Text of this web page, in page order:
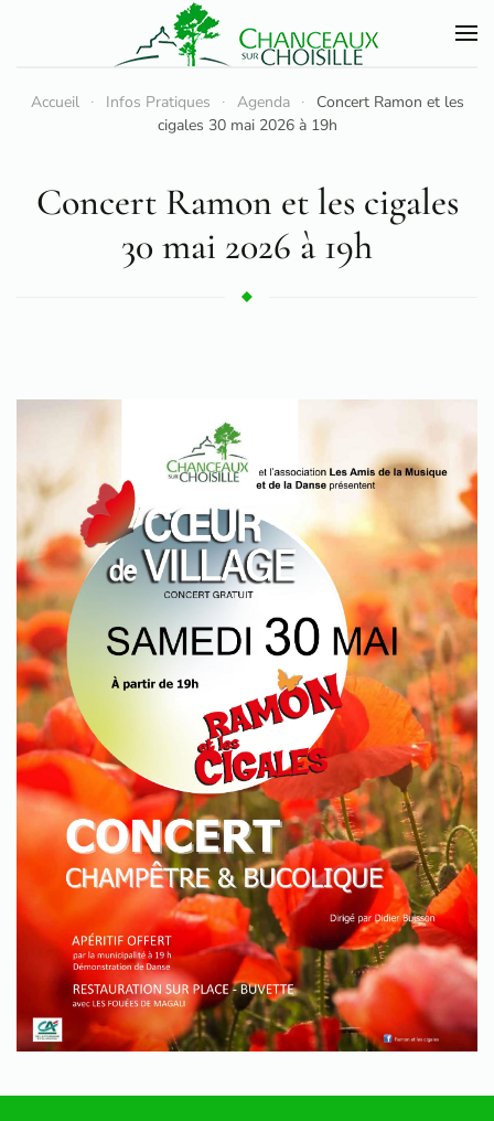
Accéder au contenu principal
Accueil Infos Pratiques Agenda
Concert Ramon et les
cigales 30 mai 2026 à 19h
Concert Ramon et les cigales
30 mai 2026 à 19h